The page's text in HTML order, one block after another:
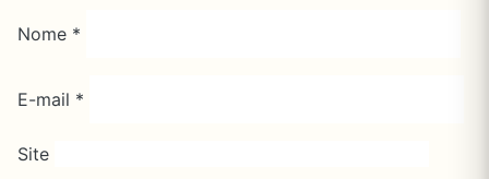
Nome *
E-mail *
Site